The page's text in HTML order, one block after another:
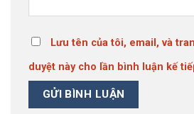
Lưu tên của tôi, email, và
duyệt này cho lần bình luận kế